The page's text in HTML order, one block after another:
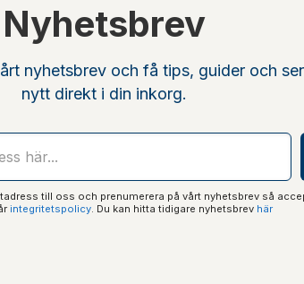
Nyhetsbrev
nyhetsbrev och få tips, guider och
nytt direkt i din inkorg.
till oss och prenumerera på vårt nyhetsbrev så
integritetspolicy. Du kan hitta tidigare nyhetsbrev här